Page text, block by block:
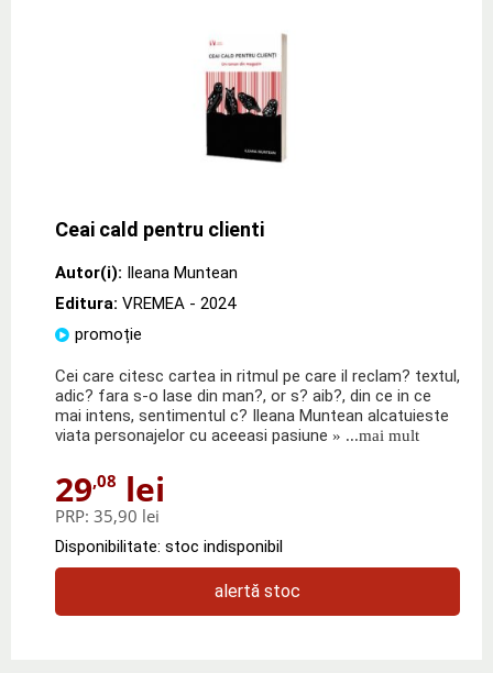
Ceai cald pentru clienti
Autor(i): Ileana Muntean
Editura: VREMEA - 2024
promoție
Cei care citesc cartea in ritmul pe care il reclam? textul,
adic? fara s-o lase din man?, or s? aib?, din ce in ce
mai intens, sentimentul c? Ileana Muntean alcatuieste
viata personajelor cu aceeasi pasiune » ...mai mult
29,08 lei
PRP: 35,90 lei
Disponibilitate: stoc indisponibil
alertă stoc